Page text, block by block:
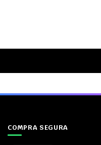
COMPRA SEGURA